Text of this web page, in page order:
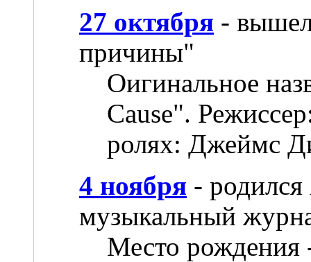
27 октября -
причины"
Оигинальное
Cause".
ролях: Джеймс
4 ноября -
музыкальный
Место рождения